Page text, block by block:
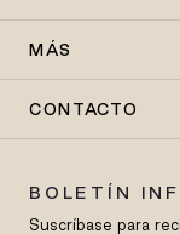
MÁS
CONTACTO
BOLETÍN
Suscríbase para